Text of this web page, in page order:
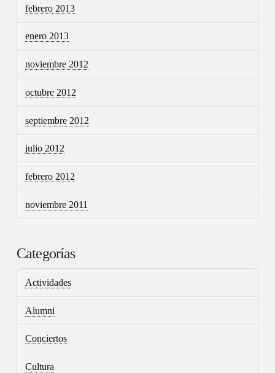
febrero 2013
enero 2013
noviembre 2012
octubre 2012
septiembre 2012
julio 2012
febrero 2012
noviembre 2011
Categorías
Actividades
Alumni
Conciertos
Cultura